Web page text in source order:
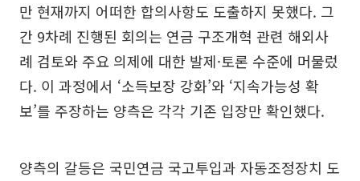
만 현재까지 어떠한 합의사항도 도출하지 못했다. 그
간 9차례 진행된 회의는 연금 구조개혁 관련 해외사
례 검토와 주요 의제에 대한 발제·토론 수준에 머물렀
다. 이 과정에서 ‘소득보장 강화’와 ‘지속가능성 확
보’를 주장하는 양측은 각각 기존 입장만 확인했다.
양측의 갈등은 국민연금 국고투입과 자동조정장치 도